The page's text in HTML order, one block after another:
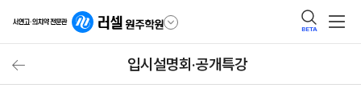
BETA
입시설명회·공개특강